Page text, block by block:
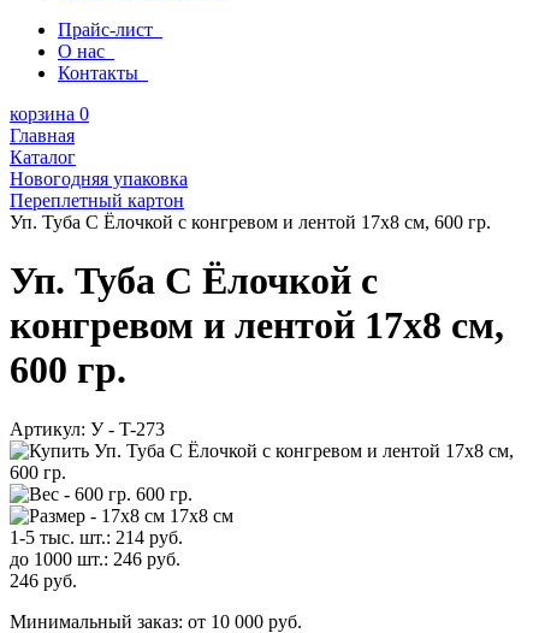
Прайс-лист
О нас
Контакты
корзина 0
Главная
Каталог
Новогодняя упаковка
Переплетный картон
Уп. Туба С Ёлочкой с конгревом и лентой 17х8 см, 600 гр.
Уп. Туба С Ёлочкой с
конгревом и лентой 17х8 см,
600 гр.
Артикул: У - T-273
600 гр.
17х8 см
1-5 тыс. шт.: 214 руб.
до 1000 шт.: 246 руб.
246 руб.
Минимальный заказ: от 10 000 руб.